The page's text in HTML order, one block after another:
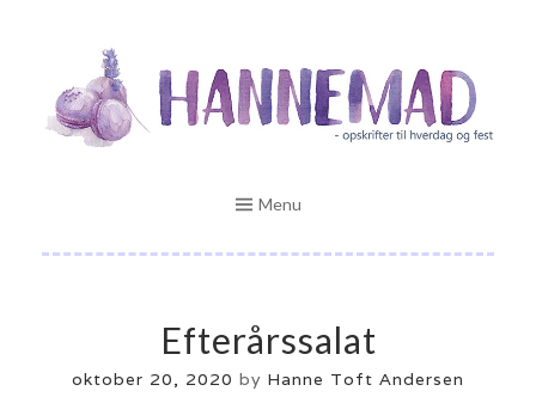
content
HANNEMAD.DK
Opskrifter til hverdag og fest
Menu
Efterårssalat
oktober 20, 2020 by Hanne Toft Andersen